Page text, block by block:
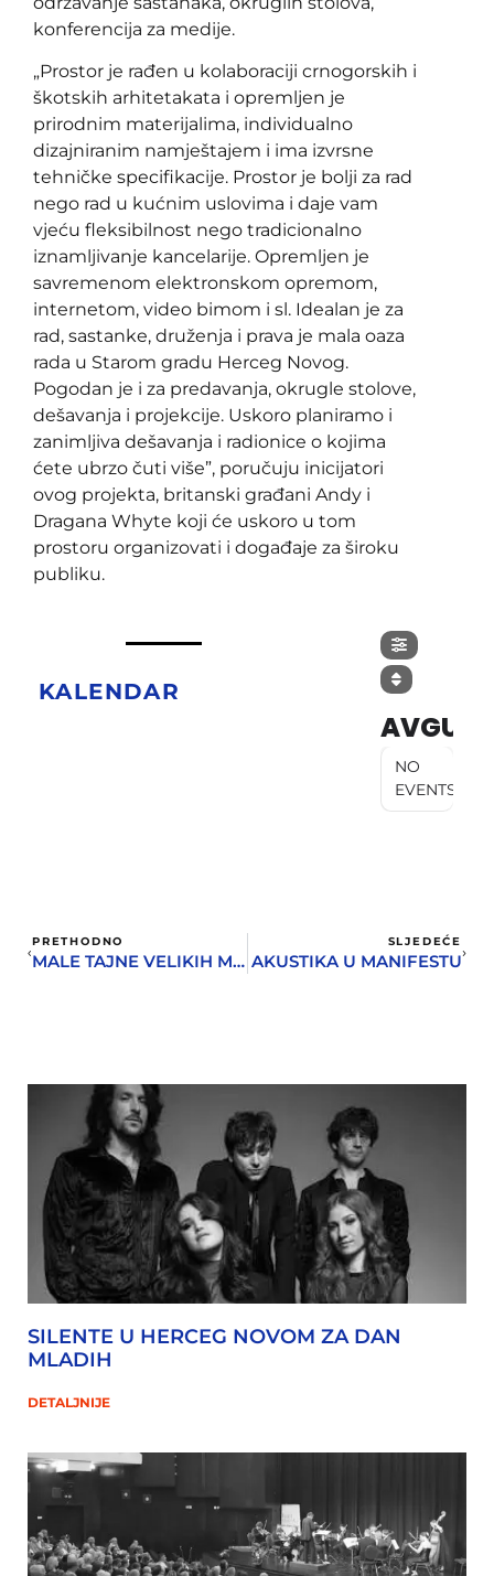
konferencija za medije.
„Prostor je rađen u kolaboraciji crnogorskih i
škotskih arhitetakata i opremljen je
prirodnim materijalima, individualno
dizajniranim namještajem i ima izvrsne
tehničke specifikacije. Prostor je bolji za rad
nego rad u kućnim uslovima i daje vam
vjeću fleksibilnost nego tradicionalno
iznamljivanje kancelarije. Opremljen je
savremenom elektronskom opremom,
internetom, video bimom i sl. Idealan je za
rad, sastanke, druženja i prava je mala oaza
rada u Starom gradu Herceg Novog.
Pogodan je i za predavanja, okrugle stolove,
dešavanja i projekcije. Uskoro planiramo i
zanimljiva dešavanja i radionice o kojima
ćete ubrzo čuti više”, poručuju inicijatori
ovog projekta, britanski građani Andy i
Dragana Whyte koji će uskoro u tom
prostoru organizovati i događaje za široku
publiku.
KALENDAR
AVGUST
NO
EVENTS
PRETHODNO
MALE TAJNE VELIKIH MAJSTORA POSLASTIČARSTVA U SUBOTU U LAZURE MARINA&HOTEL RIZORTU
SLJEDEĆE
AKUSTIKA U MANIFESTU
SILENTE U HERCEG NOVOM ZA DAN
MLADIH
DETALJNIJE